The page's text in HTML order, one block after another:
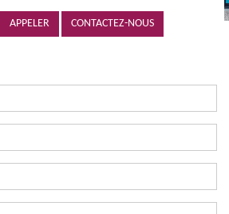
APPELER CONTACTEZ-NOUS